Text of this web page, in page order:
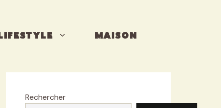
LIFESTYLE MAISON
Rechercher